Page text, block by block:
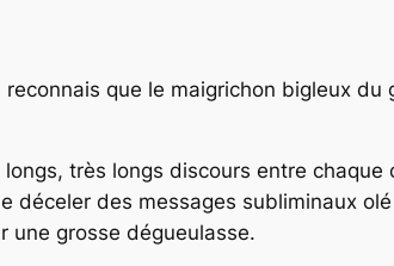
que le maigrichon bigleux
très longs discours entre chaque
déceler des messages subliminaux
une grosse dégueulasse.